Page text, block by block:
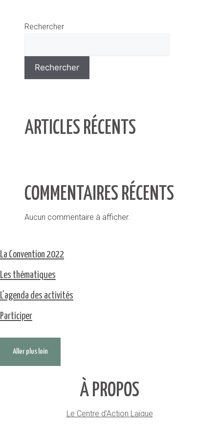
Rechercher
Rechercher
ARTICLES RÉCENTS
COMMENTAIRES RÉCENTS
Aucun commentaire à afficher.
La Convention 2022
Les thématiques
L'agenda des activités
Participer
Aller plus loin
À PROPOS
Le Centre d'Action Laïque